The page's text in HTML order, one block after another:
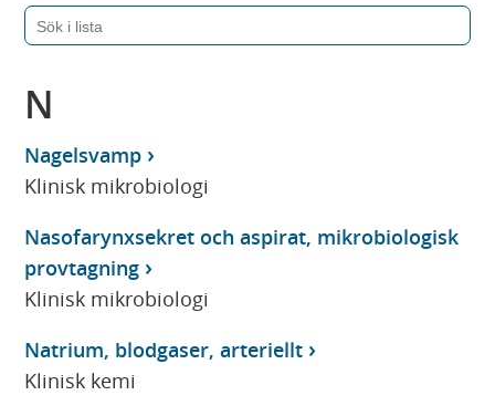
N
Nagelsvamp
Klinisk mikrobiologi
Nasofarynxsekret och aspirat, mikrobiologisk
provtagning
Klinisk mikrobiologi
Natrium, blodgaser, arteriellt
Klinisk kemi